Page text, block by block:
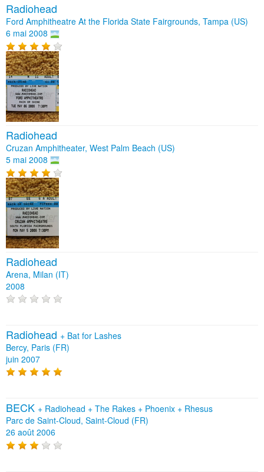
Radiohead
Ford Amphitheatre At the Florida State Fairgrounds, Tampa (US)
6 mai 2008
Radiohead
Cruzan Amphitheater, West Palm Beach (US)
5 mai 2008
Radiohead
Arena, Milan (IT)
2008
Radiohead + Bat for Lashes
Bercy, Paris (FR)
juin 2007
BECK + Radiohead + The Rakes + Phoenix + Rhesus
Parc de Saint-Cloud, Saint-Cloud (FR)
26 août 2006